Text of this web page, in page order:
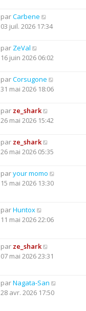
parCarbene
03 juil. 2026 17:34
par ZeVal
16 juin 2026 06:02
parCorsugone
31 mai 2026 18:06
par ze_shark
26 mai 2026 15:42
par ze_shark
26 mai 2026 05:35
paryour momo
15 mai 2026 13:30
parHuntox
11 mai 2026 22:06
par ze_shark
07 mai 2026 23:31
parNagata-San
28 avr. 2026 17:50